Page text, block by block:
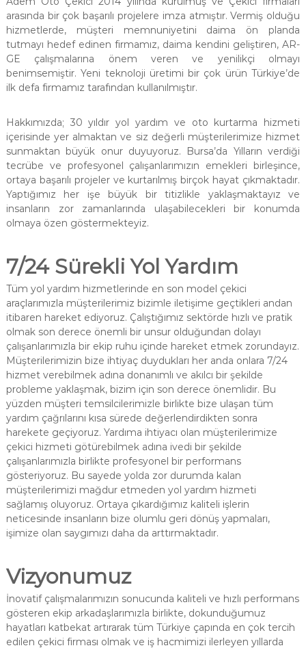
arasında bir çok başarılı projelere imza atmıştır. Vermiş olduğu
hizmetlerde, müşteri memnuniyetini daima ön planda
tutmayı hedef edinen firmamız, daima kendini geliştiren, AR-
GE çalışmalarına önem veren ve yenilikçi olmayı
benimsemiştir. Yeni teknoloji üretimi bir çok ürün Türkiye’de
ilk defa firmamız tarafından kullanılmıştır.
Hakkımızda; 30 yıldır yol yardım ve oto kurtarma hizmeti
içerisinde yer almaktan ve siz değerli müşterilerimize hizmet
sunmaktan büyük onur duyuyoruz. Bursa’da Yılların verdiği
tecrübe ve profesyonel çalışanlarımızın emekleri birleşince,
ortaya başarılı projeler ve kurtarılmış birçok hayat çıkmaktadır.
Yaptığımız her işe büyük bir titizlikle yaklaşmaktayız ve
insanların zor zamanlarında ulaşabilecekleri bir konumda
olmaya özen göstermekteyiz.
7/24 Sürekli Yol Yardım
Tüm yol yardım hizmetlerinde en son model çekici
araçlarımızla müşterilerimiz bizimle iletişime geçtikleri andan
itibaren hareket ediyoruz. Çalıştığımız sektörde hızlı ve pratik
olmak son derece önemli bir unsur olduğundan dolayı
çalışanlarımızla bir ekip ruhu içinde hareket etmek zorundayız.
Müşterilerimizin bize ihtiyaç duydukları her anda onlara 7/24
hizmet verebilmek adına donanımlı ve akılcı bir şekilde
probleme yaklaşmak, bizim için son derece önemlidir. Bu
yüzden müşteri temsilcilerimizle birlikte bize ulaşan tüm
yardım çağrılarını kısa sürede değerlendirdikten sonra
harekete geçiyoruz. Yardıma ihtiyacı olan müşterilerimize
çekici hizmeti götürebilmek adına ivedi bir şekilde
çalışanlarımızla birlikte profesyonel bir performans
gösteriyoruz. Bu sayede yolda zor durumda kalan
müşterilerimizi mağdur etmeden yol yardım hizmeti
sağlamış oluyoruz. Ortaya çıkardığımız kaliteli işlerin
neticesinde insanların bize olumlu geri dönüş yapmaları,
işimize olan saygımızı daha da arttırmaktadır.
Vizyonumuz
İnovatif çalışmalarımızın sonucunda kaliteli ve hızlı performans
gösteren ekip arkadaşlarımızla birlikte, dokunduğumuz
hayatları katbekat artırarak tüm Türkiye çapında en çok tercih
edilen çekici firması olmak ve iş hacmimizi ilerleyen yıllarda